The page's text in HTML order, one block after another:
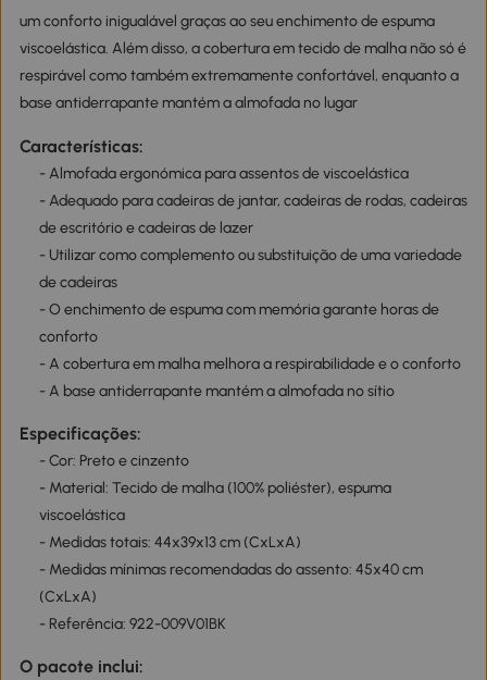
um conforto inigualável graças ao seu enchimento de espuma
viscoelástica. Além disso, a cobertura em tecido de malha não só é
respirável como também extremamente confortável, enquanto a
base antiderrapante mantém a almofada no lugar
Características:
- Almofada ergonómica para assentos de viscoelástica
- Adequado para cadeiras de jantar, cadeiras de rodas, cadeiras
de escritório e cadeiras de lazer
- Utilizar como complemento ou substituição de uma variedade
de cadeiras
- O enchimento de espuma com memória garante horas de
conforto
- A cobertura em malha melhora a respirabilidade e o conforto
- A base antiderrapante mantém a almofada no sítio
Especificações:
- Cor: Preto e cinzento
- Material: Tecido de malha (100% poliéster), espuma
viscoelástica
- Medidas totais: 44x39x13 cm (CxLxA)
- Medidas mínimas recomendadas do assento: 45x40 cm
(CxLxA)
- Referência: 922-009V01BK
O pacote inclui: